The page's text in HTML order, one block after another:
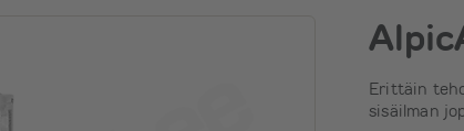
Erittäin
sisäilman